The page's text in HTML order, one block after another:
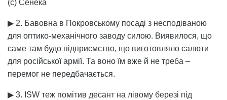
(с) Сенека
▶ 2. Бавовна в Покровському посаді з несподіваною
для оптико-механічного заводу силою. Виявилося, що
саме там будо підприємство, що виготовляло салюти
для російської армії. Та воно їм вже й не треба –
перемог не передбачається.
▶ 3. ISW теж помітив десант на лівому березі під